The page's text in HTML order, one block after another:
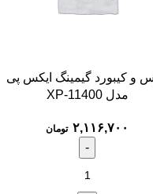
و کیبورد گیمینگ ایکس پی
مدل XP-11400
۲,۱۱۶,۷۰۰ تومان